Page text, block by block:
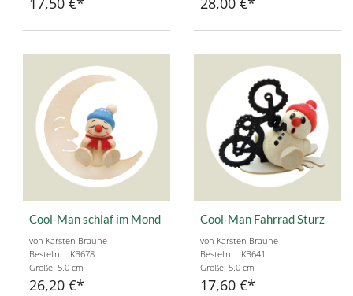
Cool-Man schlaf im Mond
von Karsten Braune
Bestellnr.: KB678
Größe: 5.0 cm
26,20 €
Cool-Man Fahrrad Sturz
von Karsten Braune
Bestellnr.: KB641
Größe: 5.0 cm
17,60 €